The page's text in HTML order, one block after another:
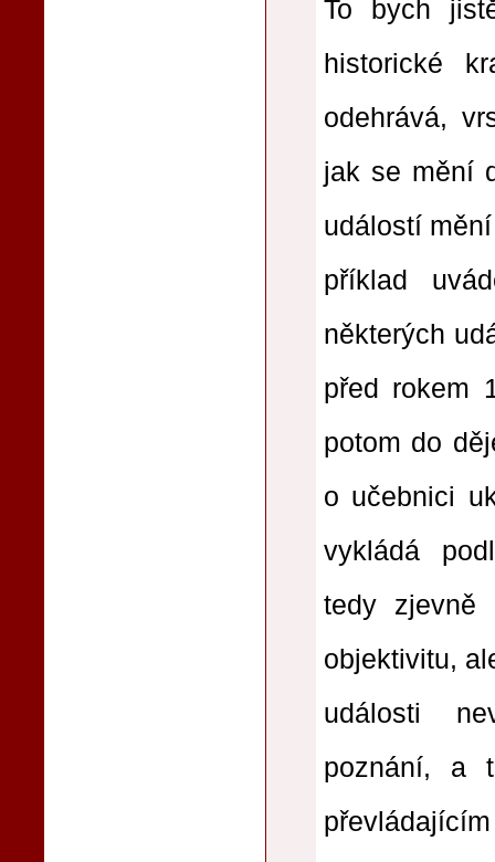
To bych
historické
odehrává,
jak se mění
událostí
příklad
některých
před rokem
potom do
o učebnici
vykládá
tedy
objektivitu,
události
poznání, a